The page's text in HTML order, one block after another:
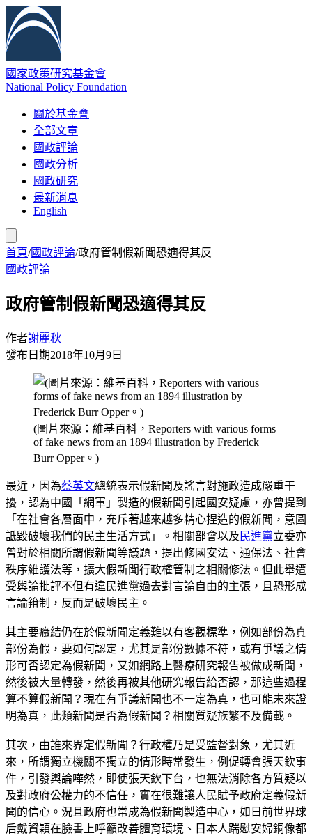
國家政策研究基金會
National Policy Foundation
關於基金會
全部文章
國政評論
國政分析
國政研究
最新消息
English
首頁/國政評論/政府管制假新聞恐適得其反
國政評論
政府管制假新聞恐適得其反
作者謝麗秋
發布日期2018年10月9日
(圖片來源：維基百科，Reporters with various forms
of fake news from an 1894 illustration by Frederick
Burr Opper。)
最近，因為蔡英文總統表示假新聞及謠言對施政造成嚴重干
擾，認為中國「網軍」製造的假新聞引起國安疑慮，亦曾提到
「在社會各層面中，充斥著越來越多精心捏造的假新聞，意圖
詆毀破壞我們的民主生活方式」。相關部會以及 民進黨立委亦
曾對於相關所謂假新聞等議題，提出修國安法、通保法、社會
秩序維護法等，擴大假新聞行政權管制之相關修法。但此舉遭
受輿論批評不但有違民進黨過去對言論自由的主張，且恐形成
言論箝制，反而是破壞民主。
其主要癥結仍在於假新聞定義難以有客觀標準，例如部份為真
部份為假，要如何認定，尤其是部份數據不符，或有爭議之情
形可否認定為假新聞，又如網路上醫療研究報告被做成新聞，
然後被大量轉發，然後再被其他研究報告給否認，那這些過程
算不算假新聞？現在有爭議新聞也不一定為真，也可能未來證
明為真，此類新聞是否為假新聞？相關質疑族繁不及備載。
其次，由誰來界定假新聞？行政權乃是受監督對象，尤其近
來，所謂獨立機關不獨立的情形時常發生，例促轉會張天欽事
件，引發輿論嘩然，即使張天欽下台，也無法消除各方質疑以
及對政府公權力的不信任，實在很難讓人民賦予政府定義假新
聞的信心。況且政府也常成為假新聞製造中心，如日前世界球
后戴資穎在臉書上呼籲改善體育環境、日本人踹慰安婦銅像都